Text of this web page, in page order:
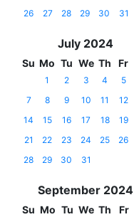
26
27 28 29 30 31
July 2024
Su Mo Tu We Th Fr
1 2 3 4 5
7
8 9 10 11 12
14
15 16 17 18 19
21
22 23 24 25 26
28
29 30 31
September 2024
Su Mo Tu We Th Fr